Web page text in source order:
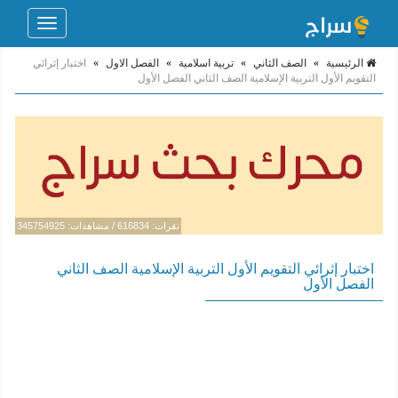
Toggle
الرئيسية » الصف الثاني » تربية اسلامية » الفصل الاول »
اختبار إثرائي
التقويم الأول التربية الإسلامية الصف الثاني الفصل الأول
نقرات: 616834 / مشاهدات: 345754925
اختبار إثرائي التقويم الأول التربية الإسلامية الصف الثاني
الفصل الأول